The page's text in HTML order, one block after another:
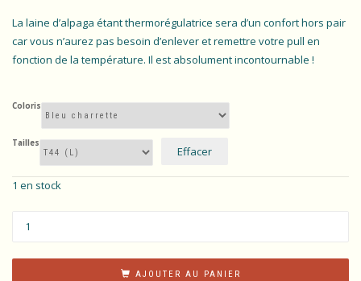
La laine d’alpaga étant thermorégulatrice sera d’un confort hors pair
car vous n’aurez pas besoin d’enlever et remettre votre pull en
fonction de la température. Il est absolument incontournable !
Coloris
Tailles
Effacer
1 en stock
AJOUTER AU PANIER